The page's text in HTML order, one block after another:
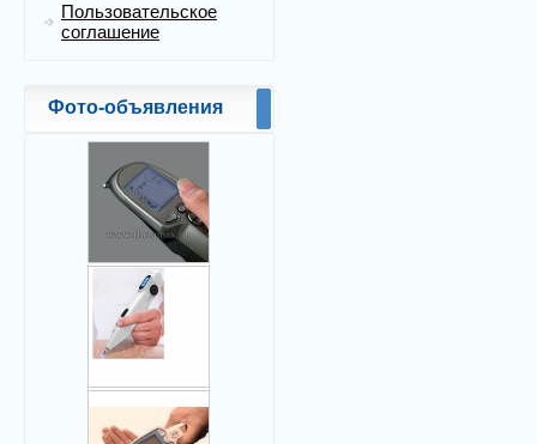
Пользовательское
соглашение
Фото-объявления